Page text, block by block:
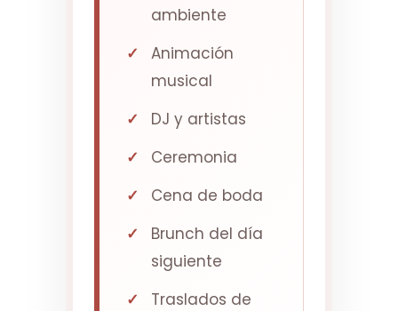
ambiente
Animación
musical
DJ y artistas
Ceremonia
Cena de boda
Brunch del día
siguiente
Traslados de